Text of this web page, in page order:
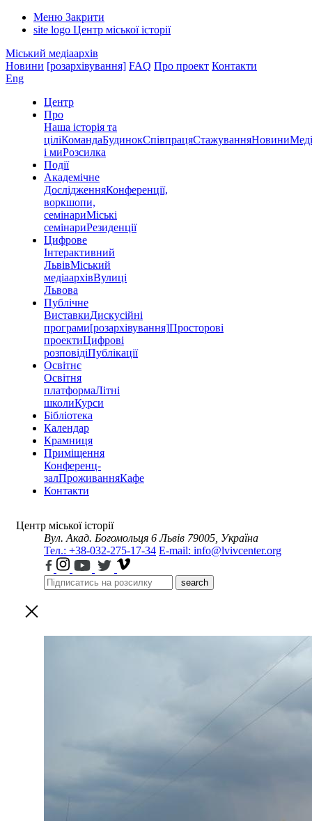
Меню Закрити
site logo Центр міської історії
Міський медіаархів
Новини [розархівування] FAQ Про проект Контакти
Eng
Центр
Про
Наша історія та
ціліКомандаБудинокСпівпрацяСтажуванняНовини
і миРозсилка
Події
Академічне
ДослідженняКонференції,
воркшопи,
семінариМіські
семінариРезиденції
Цифрове
Інтерактивний
ЛьвівМіський
медіаархівВулиці
Львова
Публічне
ВиставкиДискусійні
програми[розархівування]Просторові
проектиЦифрові
розповідіПублікації
Освітнє
Освітня
платформаЛітні
школиКурси
Бібліотека
Календар
Крамниця
Приміщення
Конференц-
залПроживанняКафе
Контакти
Центр міської історії
Вул. Акад. Богомольця 6 Львів 79005, Україна
Тел.: +38-032-275-17-34 E-mail: info@lvivcenter.org
search